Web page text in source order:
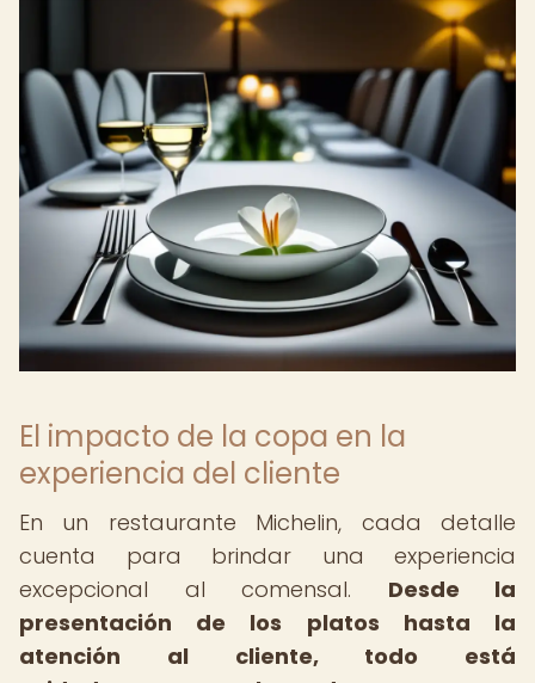
El impacto de la copa en la
experiencia del cliente
En un restaurante Michelin, cada detalle
cuenta para brindar una experiencia
excepcional al comensal. Desde la
presentación de los platos hasta la
atención al cliente, todo está